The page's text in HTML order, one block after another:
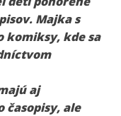
Majka s
komiksy, kde sa
aj
časopisy, ale